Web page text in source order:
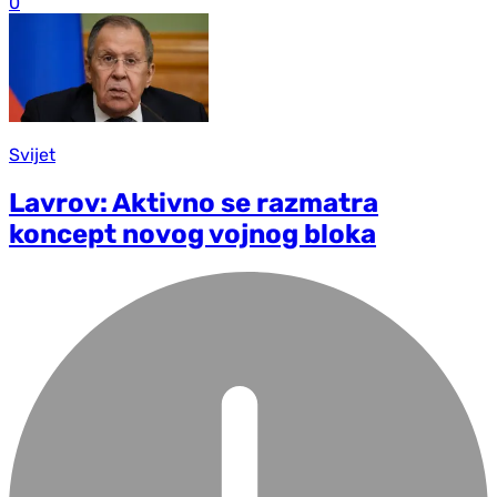
Svijet
Lavrov: Aktivno se razmatra
koncept novog vojnog bloka